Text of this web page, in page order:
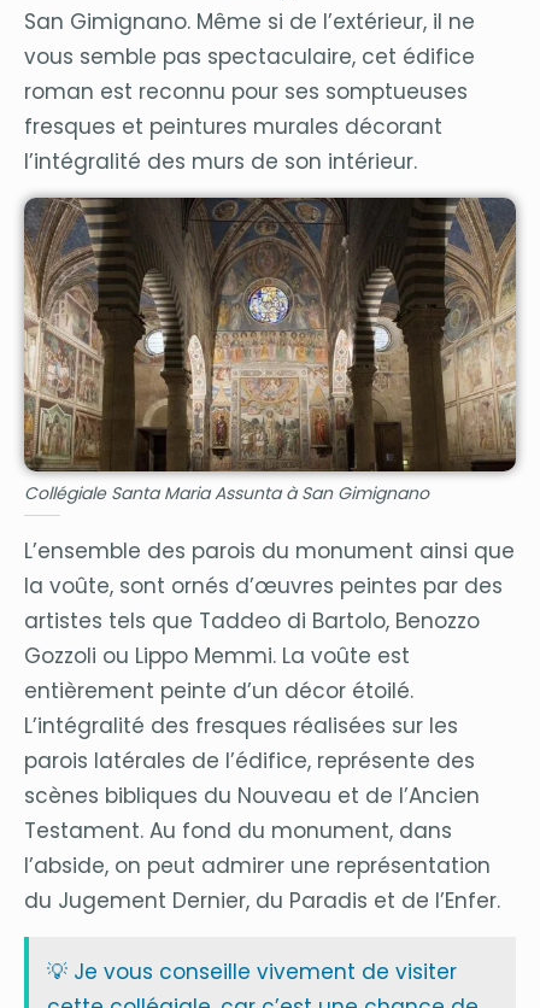
San Gimignano. Même si de l’extérieur, il ne
vous semble pas spectaculaire, cet édifice
roman est reconnu pour ses somptueuses
fresques et peintures murales décorant
l’intégralité des murs de son intérieur.
Collégiale Santa Maria Assunta à San Gimignano
L’ensemble des parois du monument ainsi que
la voûte, sont ornés d’œuvres peintes par des
artistes tels que Taddeo di Bartolo, Benozzo
Gozzoli ou Lippo Memmi. La voûte est
entièrement peinte d’un décor étoilé.
L’intégralité des fresques réalisées sur les
parois latérales de l’édifice, représente des
scènes bibliques du Nouveau et de l’Ancien
Testament. Au fond du monument, dans
l’abside, on peut admirer une représentation
du Jugement Dernier, du Paradis et de l’Enfer.
💡 Je vous conseille vivement de visiter